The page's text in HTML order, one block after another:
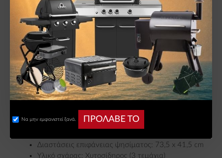
ΠΡΟΛΑΒΕ ΤΟ
Να μην εμφανιστεί ξανά.
θέρμανσης και οι προηγμένες τεχνολογίες
του εξασφαλίζουν επαγγελματικά
αποτελέσματα σε κάθε ψήσιμο, από
ζουμερές μπριζόλες και τραγανές πίτσες
έως αργοψημένα κομμάτια κρέατος.
ΤΕΧΝΙΚΆ ΧΑΡΑΚΤΗΡΙΣΤΙΚΆ:
Ισχύς κύριων καυστήρων: 15 kW
Ισχύς πίσω καυστήρα: 4 kW
Ισχύς υπερύθρου καυστήρα (Blazing Zone): έως
Διαστάσεις επιφάνειας ψησίματος: 73,5 x 41,5 cm
Υλικό σχάρας: Χυτοσίδηρος (3 τεμάχια)